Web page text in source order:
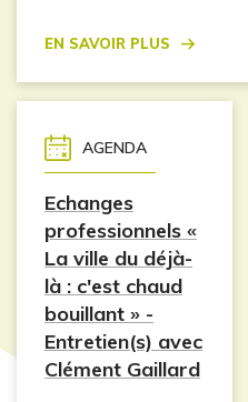
En savoir plus
AGENDA
Echanges
professionnels «
La ville du déjà-
là : c'est chaud
bouillant » -
Entretien(s) avec
Clément Gaillard